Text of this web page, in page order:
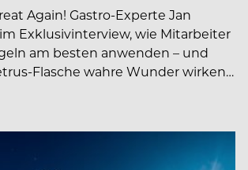
Again! Gastro-Experte Jan
Exklusivinterview, wie Mitarbeiter
am besten anwenden – und
Flasche wahre Wunder wirken…